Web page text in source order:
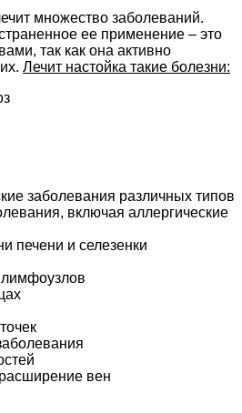
множество заболеваний.
ее применение – это
так как она активно
Лечит настойка такие болезни:
заболевания различных типов
включая аллергические
печени и селезенки
вен